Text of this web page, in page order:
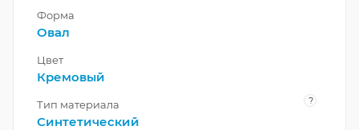
Форма
Овал
Цвет
Кремовый
Тип материала ?
Синтетический